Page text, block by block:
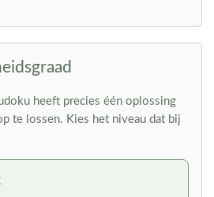
heeft precies één oplossing
te lossen. Kies het niveau dat bij